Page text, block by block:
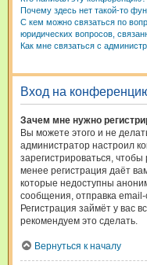
Почему здесь нет такой-то
С кем можно связаться по
юридических вопросов,
Как мне связаться с
Вход на
Зачем мне нужно
Вы можете этого и не
администратор настроил
зарегистрироваться,
менее регистрация даёт
которые недоступны
сообщения, отправка email-
Регистрация займёт у вас
рекомендуем это сделать.
Вернуться к началу